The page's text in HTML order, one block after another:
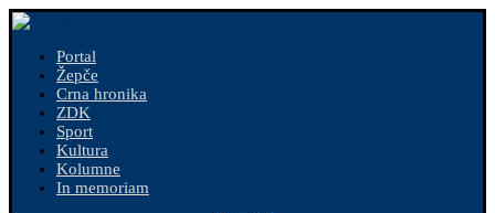
Portal
Žepče
Crna hronika
ZDK
Sport
Kultura
Kolumne
In memoriam